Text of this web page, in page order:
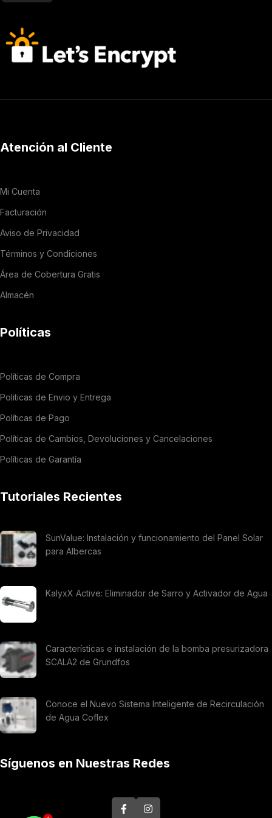
Atención al Cliente
Mi Cuenta
Facturación
Aviso de Privacidad
Términos y Condiciones
Área de Cobertura Gratis
Almacén
Políticas
Políticas de Compra
Politicas de Envio y Entrega
Políticas de Pago
Políticas de Cambios, Devoluciones y Cancelaciones
Políticas de Garantía
Tutoriales Recientes
SunValue: Instalación y funcionamiento del Panel Solar
para Albercas
KalyxX Active: Eliminador de Sarro y Activador de Agua
Características e instalación de la bomba presurizadora
SCALA2 de Grundfos
Conoce el Nuevo Sistema Inteligente de Recirculación
de Agua Coflex
Síguenos en Nuestras Redes